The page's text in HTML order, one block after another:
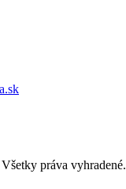
Všetky práva vyhradené.